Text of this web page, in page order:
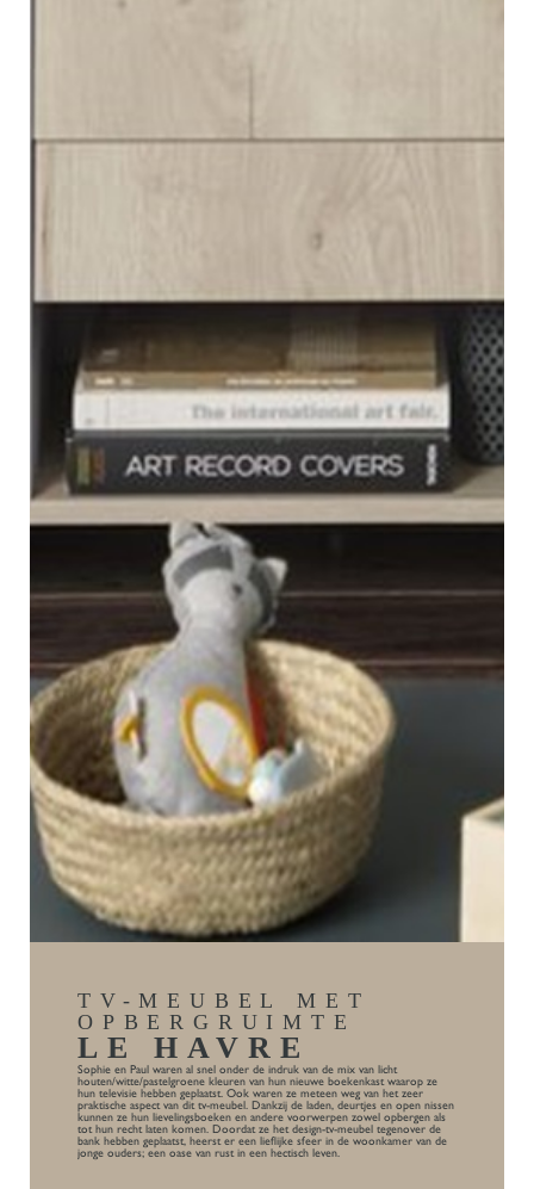
TV-MEUBEL MET
OPBERGRUIMTE
LE HAVRE
Sophie en Paul waren al snel onder de indruk van de mix van licht
houten/witte/pastelgroene kleuren van hun nieuwe boekenkast waarop ze
hun televisie hebben geplaatst. Ook waren ze meteen weg van het zeer
praktische aspect van dit tv-meubel. Dankzij de laden, deurtjes en open nissen
kunnen ze hun lievelingsboeken en andere voorwerpen zowel opbergen als
tot hun recht laten komen. Doordat ze het design-tv-meubel tegenover de
bank hebben geplaatst, heerst er een lieflijke sfeer in de woonkamer van de
jonge ouders; een oase van rust in een hectisch leven.